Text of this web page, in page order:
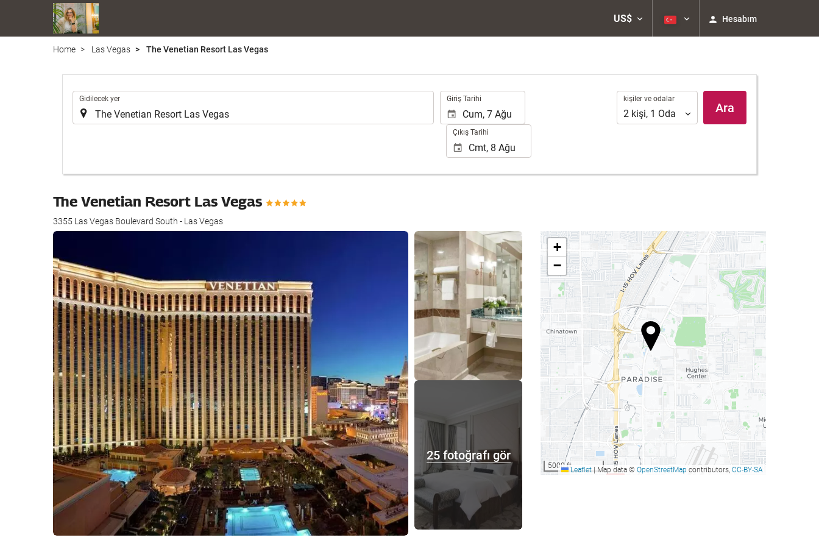
US$ Hesabım
Home Las Vegas The Venetian Resort Las Vegas
Gidilecek yer Giriş Tarihi
Çıkış Tarihi
kişiler
ve
odalar
kişiler ve odalar
2 kişi, 1 Oda Ara
The Venetian Resort Las Vegas
3355 Las Vegas Boulevard South - Las Vegas
25 fotoğrafı gör
25 fotoğrafı gör
+
−
5000 ftLeaflet |Map data © OpenStreetMap contributors, CC-BY-SA